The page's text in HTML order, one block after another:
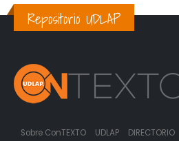
Repositorio UDLAP
Sobre ConTEXTO UDLAP DIRECTORIO